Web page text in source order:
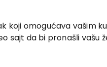
koji omogućava vašim
sajt da bi pronašli vašu